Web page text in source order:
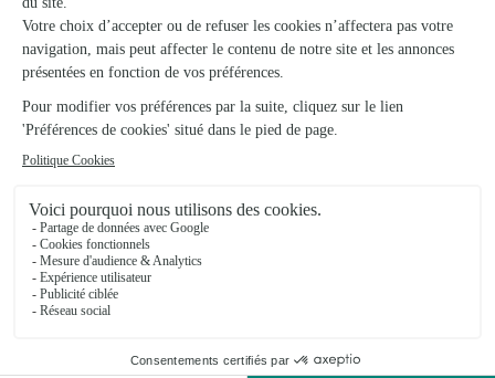
J’avais demandé des chocolats avec les fleurs, tout est arrivé
04/06/2026
★ ★ ★ ★
Un coffret gourmand qui a eu son effet. Je retenterai une
prochaine fois 😊. Livraison impeccable.
28/06/2026
★